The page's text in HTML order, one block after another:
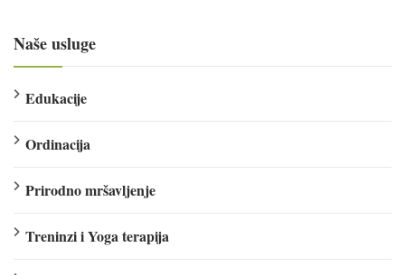
Naše usluge
Edukacije
Ordinacija
Prirodno mršavljenje
Treninzi i Yoga terapija